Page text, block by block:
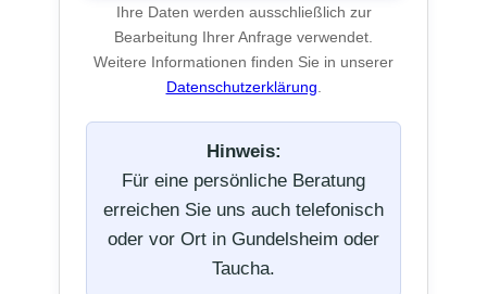
Ihre Daten werden ausschließlich zur
Bearbeitung Ihrer Anfrage verwendet.
Weitere Informationen finden Sie in unserer
Datenschutzerklärung.
Hinweis:
Für eine persönliche Beratung
erreichen Sie uns auch telefonisch
oder vor Ort in Gundelsheim oder
Taucha.